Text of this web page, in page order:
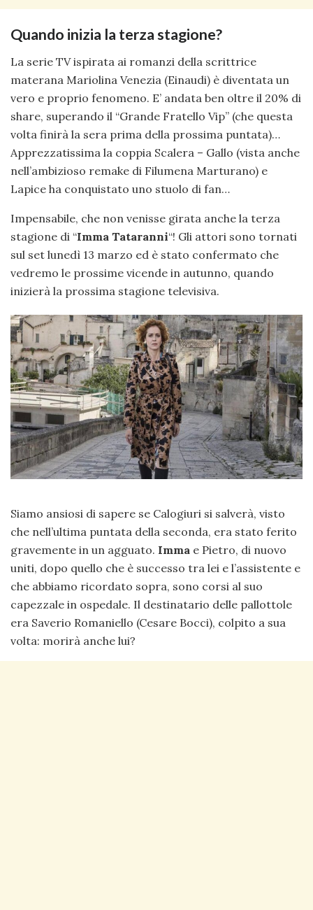
Quando inizia la terza stagione?
La serie TV ispirata ai romanzi della scrittrice
materana Mariolina Venezia (Einaudi) è diventata un
vero e proprio fenomeno. E’ andata ben oltre il 20% di
share, superando il “Grande Fratello Vip” (che questa
volta finirà la sera prima della prossima puntata)…
Apprezzatissima la coppia Scalera – Gallo (vista anche
nell’ambizioso remake di Filumena Marturano) e
Lapice ha conquistato uno stuolo di fan…
Impensabile, che non venisse girata anche la terza
stagione di “Imma Tataranni“! Gli attori sono tornati
sul set lunedì 13 marzo ed è stato confermato che
vedremo le prossime vicende in autunno, quando
inizierà la prossima stagione televisiva.
Siamo ansiosi di sapere se Calogiuri si salverà, visto
che nell’ultima puntata della seconda, era stato ferito
gravemente in un agguato. Imma e Pietro, di nuovo
uniti, dopo quello che è successo tra lei e l’assistente e
che abbiamo ricordato sopra, sono corsi al suo
capezzale in ospedale. Il destinatario delle pallottole
era Saverio Romaniello (Cesare Bocci), colpito a sua
volta: morirà anche lui?